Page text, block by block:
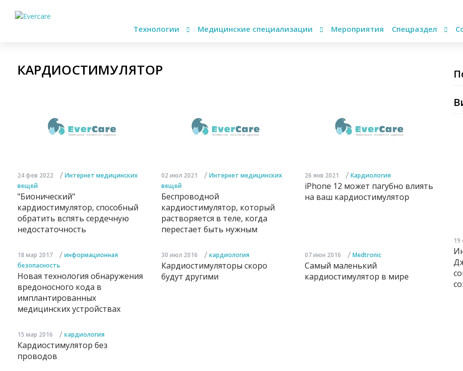
Технологии Медицинские специализации Мероприятия Спецраздел
КАРДИОСТИМУЛЯТОР
24 фев 2022 / Интернет медицинских
вещей
"Бионический"
кардиостимулятор, способный
обратить вспять сердечную
недостаточность
02 июл 2021 / Интернет медицинских
вещей
Беспроводной
кардиостимулятор, который
растворяется в теле, когда
перестает быть нужным
26 янв 2021 / Кардиология
iPhone 12 может пагубно влиять
на ваш кардиостимулятор
18 мар 2017 / информационная
безопасность
Новая технология обнаружения
вредоносного кода в
имплантированных
медицинских устройствах
30 июл 2016 / кардиология
Кардиостимуляторы скоро
будут другими
07 июн 2016 / Medtronic
Самый маленький
кардиостимулятор в мире
15 мар 2016 / кардиология
Кардиостимулятор без
проводов
19